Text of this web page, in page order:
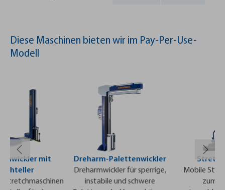
Diese Maschinen bieten wir im Pay-Per-Use-
Modell
mit
Dreharm-Palettenwickler
Dreharmwickler für sperrige,
instabile und schwere
Mobile
zum